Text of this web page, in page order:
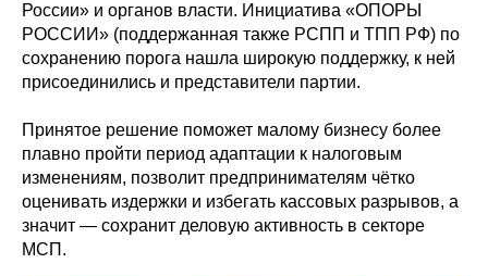
России» и органов власти. Инициатива «ОПОРЫ
РОССИИ» (поддержанная также РСПП и ТПП РФ) по
сохранению порога нашла широкую поддержку, к ней
присоединились и представители партии.
Принятое решение поможет малому бизнесу более
плавно пройти период адаптации к налоговым
изменениям, позволит предпринимателям чётко
оценивать издержки и избегать кассовых разрывов, а
значит — сохранит деловую активность в секторе
МСП.